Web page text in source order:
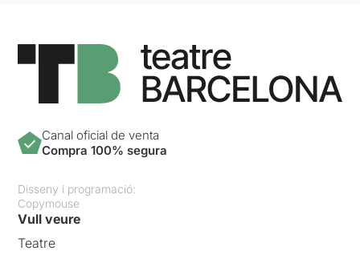
Canal oficial de venta
Compra 100% segura
Disseny i programació:
Copymouse
Vull veure
Teatre